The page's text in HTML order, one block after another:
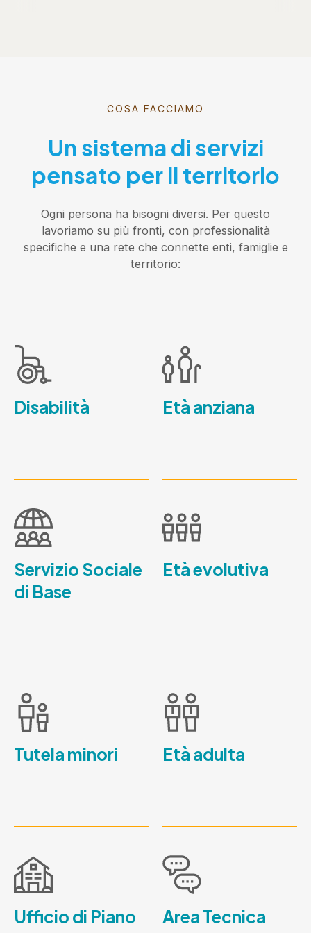
COSA FACCIAMO
Un sistema di servizi
pensato per il territorio
Ogni persona ha bisogni diversi. Per questo
lavoriamo su più fronti, con professionalità
specifiche e una rete che connette enti, famiglie e
territorio:
Disabilità Età anziana
Servizio Sociale
di Base
Età evolutiva
Tutela minori Età adulta
Ufficio di Piano Area Tecnica